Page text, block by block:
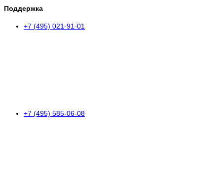
Поддержка
+7 (495) 021-91-01
+7 (495) 585-06-08